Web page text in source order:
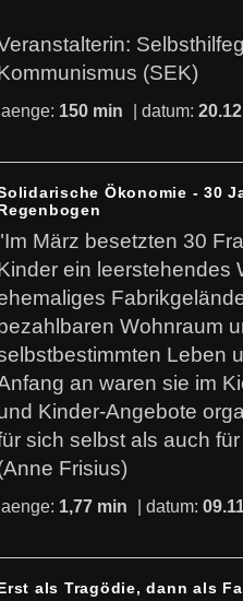
(SEK)
laenge: 150 min | datum:
Ökonomie - 30
März besetzten 30
ein leerstehendes
bezahlbaren Wohnraum
Leben
an waren sie im
Kinder-Angebote
sich selbst als auch
Frisius)
laenge: 1,77 min | datum:
als Tragödie, dann als